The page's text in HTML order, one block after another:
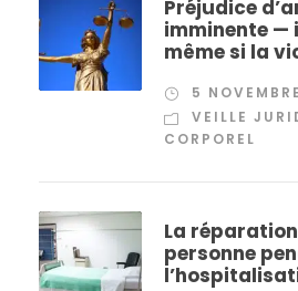
Préjudice
imminente —
même si la
5
VEILLE
CORPOREL
La
personne